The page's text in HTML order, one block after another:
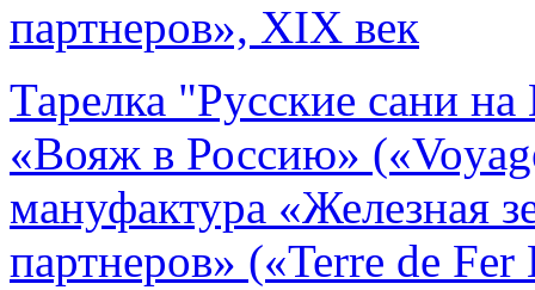
партнеров», XIX век
Тарелка "Русские сани
«Вояж в Россию»
мануфактура «Железная
партнеров» («Terre de